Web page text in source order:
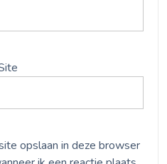
opslaan in deze browser